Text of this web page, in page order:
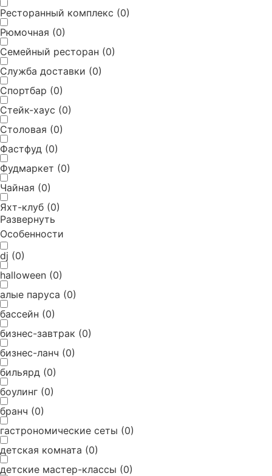
Ресторанный комплекс (0)
Рюмочная (0)
Семейный ресторан (0)
Служба доставки (0)
Спортбар (0)
Стейк-хаус (0)
Столовая (0)
Фастфуд (0)
Фудмаркет (0)
Чайная (0)
Яхт-клуб (0)
Развернуть
Особенности
dj (0)
halloween (0)
алые паруса (0)
бассейн (0)
бизнес-завтрак (0)
бизнес-ланч (0)
бильярд (0)
боулинг (0)
бранч (0)
гастрономические сеты (0)
детская комната (0)
детские мастер-классы (0)